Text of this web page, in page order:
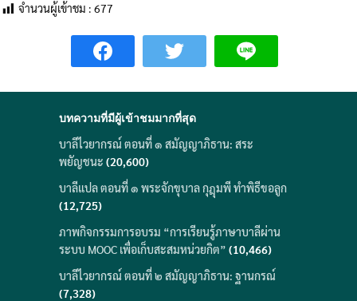
จำนวนผู้เข้าชม : 677
บทความที่มีผู้เข้าชมมากที่สุด
บาลีไวยากรณ์ ตอนที่ ๑ สมัญญาภิธาน: สระ
พยัญชนะ (20,600)
บาลีแปล ตอนที่ ๑ พระจักขุบาล กุฎุมพี ทำพิธีขอลูก
(12,725)
ภาพกิจกรรมการอบรม “การเรียนรู้ภาษาบาลีผ่าน
ระบบ MOOC เพื่อเก็บสะสมหน่วยกิต” (10,466)
บาลีไวยากรณ์ ตอนที่ ๒ สมัญญาภิธาน: ฐานกรณ์
(7,328)